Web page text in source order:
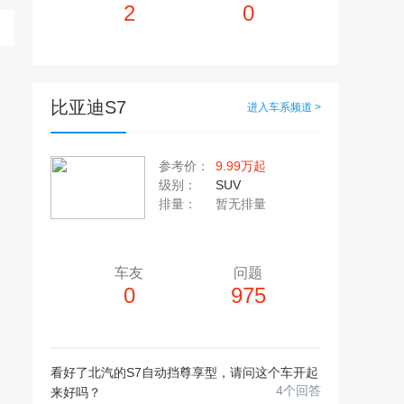
2 0
比亚迪S7 进入车系频道 >
参考价：
9.99万起
级别：
SUV
排量：
暂无排量
车友
0
问题
975
看好了北汽的S7自动挡尊享型，请问这个车开起
来好吗？
4个回答
20张，单张容量小于5M
多10个，单个视频小于200M